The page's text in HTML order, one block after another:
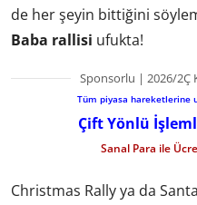
de her şeyin bittiğini
Baba rallisi ufukta!
Sponsorlu | 2026/2Ç
Tüm piyasa hareketlerine
Çift Yönlü
Sanal Para ile
Christmas Rally ya da